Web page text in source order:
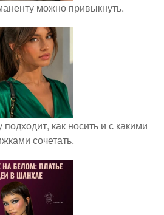
можно привыкнуть.
как носить и с какими
сочетать.